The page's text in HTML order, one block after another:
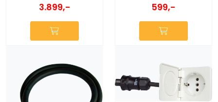
3.899,- 599,-